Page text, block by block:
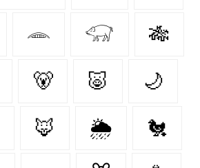
𓂎 𓃟 🎋
🐻‍ 🐷 🌙
🦊 🌦️ 🐔